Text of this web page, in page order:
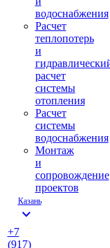
водоснабжения
Расчет
теплопотерь
и
расчет
системы
отопления
Расчет
системы
водоснабжения
Монтаж
и
сопровождение
проектов
Казань
expand_more
+7
(917)